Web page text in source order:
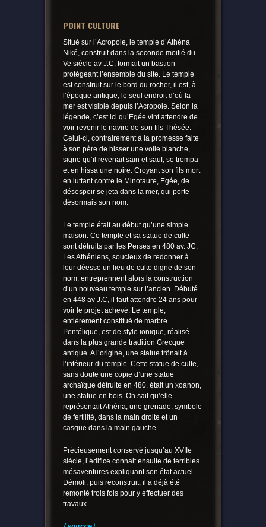
POINT CULTURE
Situé sur l’Acropole, le temple d’Athéna
Niké, construit dans la seconde moitié du
Ve siècle av J.C, formait un bastion
protégeant l’ensemble du site. Le temple
est construit sur le bord du rocher, il est, à
l’époque antique, le seul endroit d’où la
mer est visible depuis l’Acropole. Selon la
légende, c’est ici qu’Egée vint attendre de
voir revenir le navire de son fils Thésée.
Celui-ci, contrairement à la promesse faite
à son père de hisser une voile blanche,
signe qu’il revenait sain et sauf, se trompa
et en hissa une noire. Croyant son fils mort
en luttant contre le Minotaure, Egée, de
désespoir se jeta dans la mer, qui porte
désormais son nom.
Le temple était au début qu’une simple
maison. Ce temple et sa statue de culte
sont détruits par les Perses en 480 av. JC.
Les Athéniens, soucieux de redonner à
leur déesse un lieu de culte digne de son
nom, entreprennent alors la construction
d’un nouveau temple sur l’ancien. Débuté
en 448 av J.C, il faut attendre 24 ans pour
voir le projet achevé. Le temple,
entièrement constitué de marbre
Pentélique, est de style ionique, réalisé
dans la plus grande tradition Grecque
antique. A l’origine, une statue trônait à
l’intérieur du temple. Cette statue de culte,
sans doute une copie d’une statue
archaïque détruite en 480, était un xoanon,
une statue en bois. On sait qu’elle
représentait Athéna, une grenade, symbole
de fertilité, dans la main droite et un
casque dans la main gauche.
Précieusement conservé jusqu’au XVIIe
siècle, l’édifice connait ensuite de terribles
mésaventures expliquant son état actuel.
Démoli, puis reconstruit, il a déjà été
remonté trois fois pour y effectuer des
travaux.